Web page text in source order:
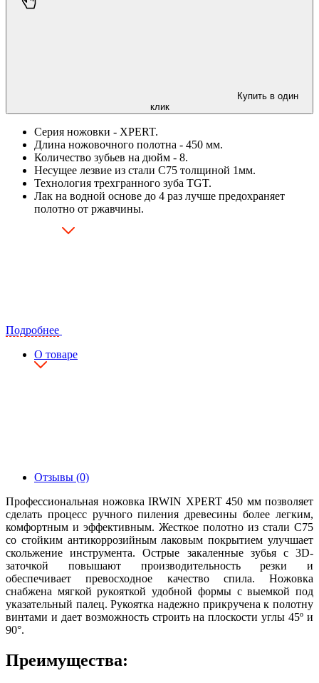
Купить в один
клик
Серия ножовки - XPERT.
Длина ножовочного полотна - 450 мм.
Количество зубьев на дюйм - 8.
Несущее лезвие из стали С75 толщиной 1мм.
Технология трехгранного зуба TGT.
Лак на водной основе до 4 раз лучше предохраняет
полотно от ржавчины.
Подробнее
О товаре
Отзывы (0)
Профессиональная ножовка IRWIN XPERT 450 мм позволяет
сделать процесс ручного пиления древесины более легким,
комфортным и эффективным. Жесткое полотно из стали С75
со стойким антикоррозийным лаковым покрытием улучшает
скольжение инструмента. Острые закаленные зубья с 3D-
заточкой повышают производительность резки и
обеспечивает превосходное качество спила. Ножовка
снабжена мягкой рукояткой удобной формы с выемкой под
указательный палец. Рукоятка надежно прикручена к полотну
винтами и дает возможность строить на плоскости углы 45º и
90°.
Преимущества: